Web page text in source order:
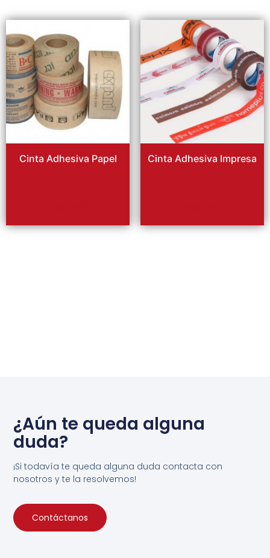
Cinta Adhesiva Papel Cinta Adhesiva Impresa
¿Aún te queda alguna
duda?
¡Si todavía te queda alguna duda contacta con
nosotros y te la resolvemos!
Contáctanos